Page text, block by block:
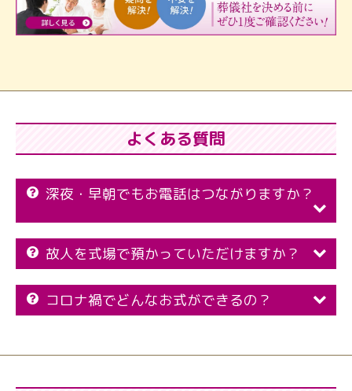
よくある質問
深夜・早朝でもお電話はつながりますか？
故人を式場で預かっていただけますか？
コロナ禍でどんなお式ができるの？